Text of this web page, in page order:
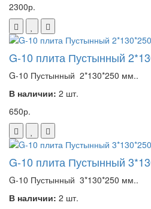
2300р.
G-10 плита Пустынный
G-10 Пустынный 2*130*250 мм..
В наличии: 2 шт.
650р.
G-10 плита Пустынный
G-10 Пустынный 3*130*250 мм..
В наличии: 2 шт.